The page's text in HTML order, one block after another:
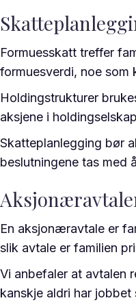
Formuesskatt treffer
formuesverdi, noe som
Holdingstrukturer
aksjene i
Skatteplanlegging bør
beslutningene tas med
En aksjonæravtale er
slik avtale er familien
Vi anbefaler at avtalen
kanskje aldri har jobbet